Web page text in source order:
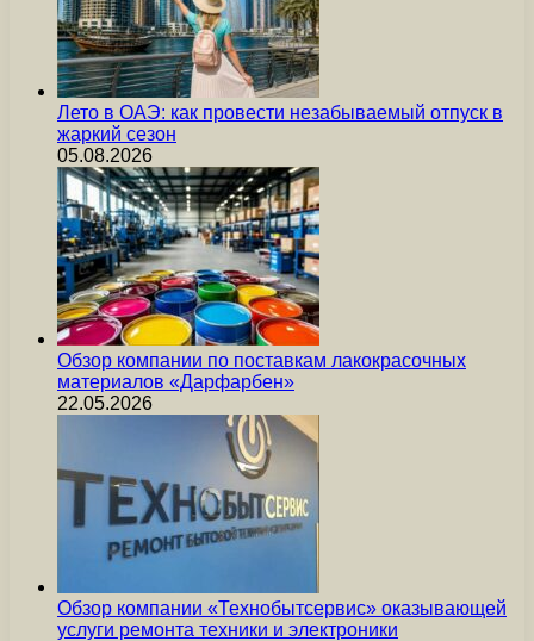
Лето в ОАЭ: как провести незабываемый отпуск в
жаркий сезон
05.08.2026
Обзор компании по поставкам лакокрасочных
материалов «Дарфарбен»
22.05.2026
Обзор компании «Технобытсервис» оказывающей
услуги ремонта техники и электроники